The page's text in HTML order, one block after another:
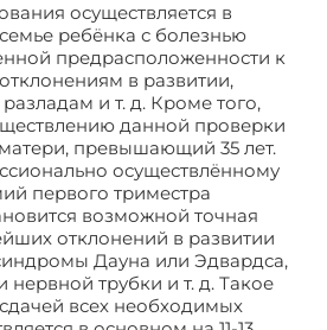
осуществляется в
ребёнка с болезнью
предрасположенности к
в развитии,
и т. д. Кроме того,
данной проверки
матери, превышающий 35 лет.
осуществлённому
первого триместра
возможной точная
отклонений в развитии
Дауна или Эдвардса,
нервной трубки и т. д. Такое
всех необходимых